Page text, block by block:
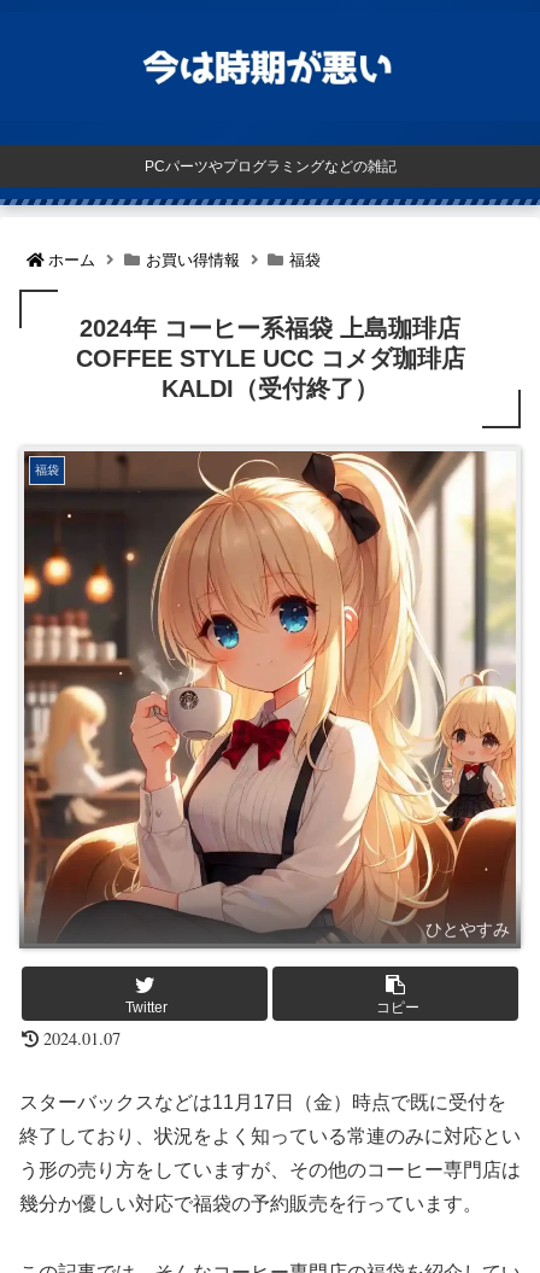
PCパーツやプログラミングなどの雑記
ホーム お買い得情報 福袋
2024年 コーヒー系福袋 上島珈琲店
COFFEE STYLE UCC コメダ珈琲店
KALDI（受付終了）
福袋
ひとやすみ
Twitter コピー
2024.01.07
スターバックスなどは11月17日（金）時点で既に受付を
終了しており、状況をよく知っている常連のみに対応とい
う形の売り方をしていますが、その他のコーヒー専門店は
幾分か優しい対応で福袋の予約販売を行っています。